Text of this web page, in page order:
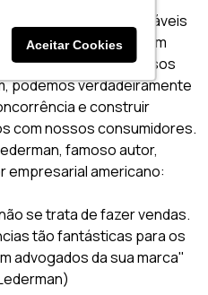
Aceitar Cookies
experiências memoráveis
aos detalhes e um
a satisfação de nossos
podemos verdadeiramente
e construir
com nossos consumidores.
famoso autor,
americano:
se trata de fazer vendas.
tão fantásticas para os
advogados da sua marca"